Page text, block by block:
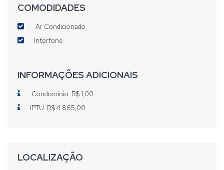
COMODIDADES
Ar Condicionado
Interfone
INFORMAÇÕES ADICIONAIS
Condomínio: R$ 1,00
IPTU: R$ 4.865,00
LOCALIZAÇÃO